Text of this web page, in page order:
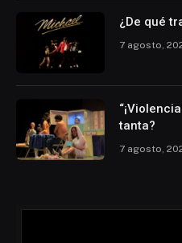
¿De qué
7 agosto,
tanta?
7 agosto,